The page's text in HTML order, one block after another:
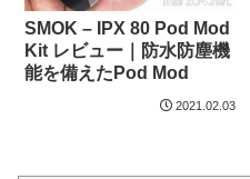
SMOK – IPX 80 Pod Mod
Kit レビュー｜防水防塵機
能を備えたPod Mod
2021.02.03